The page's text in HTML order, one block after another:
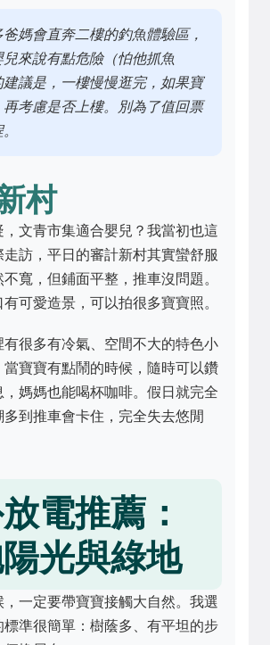
媽會直奔二樓的釣魚體驗區，
兒來說有點危險（怕他抓魚
建議是，一樓慢慢逛完，如果寶
再考慮是否上樓。別為了值回票
村
文青市集適合嬰兒？我當初也這
走訪，平日的審計新村其實蠻舒服
寬，但鋪面平整，推車沒問題。
可愛造景，可以拍很多寶寶照。
有很多有冷氣、空間不大的特色小
當寶寶有點鬧的時候，隨時可以鑽
媽媽也能喝杯咖啡。假日就完全
到推車會卡住，完全失去悠閒
電推薦：
光與綠地
，一定要帶寶寶接觸大自然。我選
標準很簡單：樹蔭多、有平坦的步